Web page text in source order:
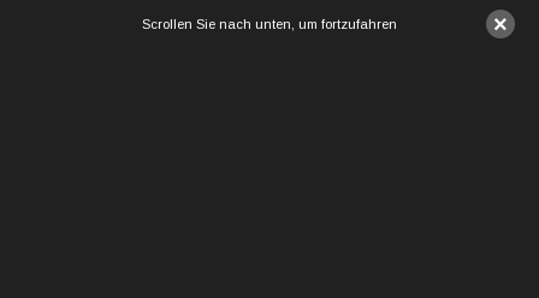
×
Scrollen Sie nach unten, um fortzufahren